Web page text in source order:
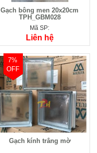
Gạch bông men 20x20cm
TPH_GBM028
Mã SP:
Liên hệ
7%
OFF
Gạch kính trắng mờ